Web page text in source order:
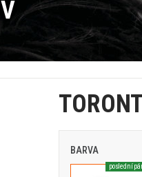
BARVA
poslední